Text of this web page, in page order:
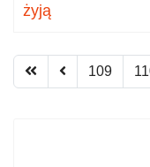
żyją
109